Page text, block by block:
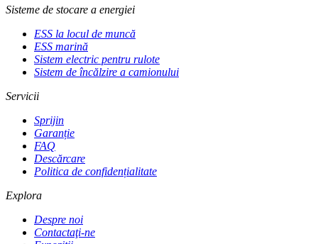
Sisteme de stocare a energiei
ESS la locul de muncă
ESS marină
Sistem electric pentru rulote
Sistem de încălzire a camionului
Servicii
Sprijin
Garanție
FAQ
Descărcare
Politica de confidențialitate
Explora
Despre noi
Contactaţi-ne